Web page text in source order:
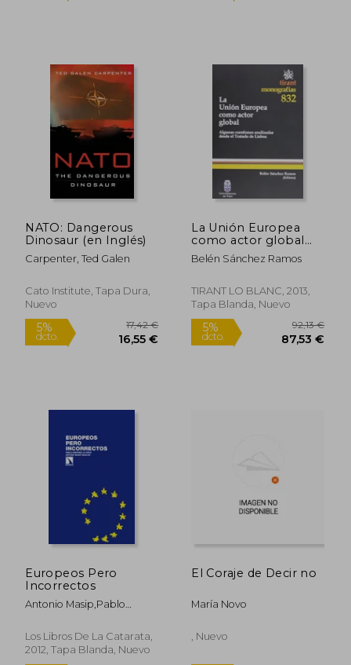
dcto. 56,05 €
NATO: Dangerous
Dinosaur (en Inglés)
Carpenter, Ted Galen
Cato Institute, Tapa Dura,
Nuevo
La Unión Europea
como actor global
(Monografía)
Belén Sánchez Ramos
TIRANT LO BLANC, 2013,
Tapa Blanda, Nuevo
Europeos Pero
Incorrectos
Antonio Masip,Pablo
Los Libros De La Catarata,
2012, Tapa Blanda, Nuevo
El Coraje de Decir no
María Novo
, Nuevo